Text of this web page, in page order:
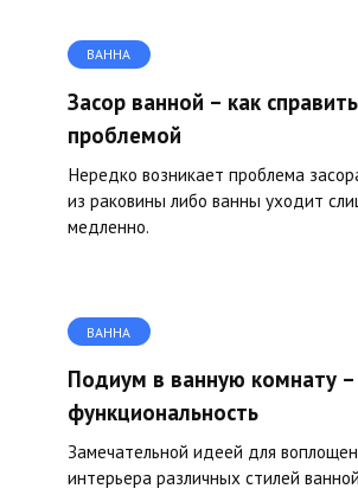
ВАННА
Засор ванной – как
проблемой
Нередко возникает проблема
из раковины либо ванны уходит
медленно.
ВАННА
Подиум в ванную комнату
функциональность
Замечательной идеей для
интерьера различных стилей